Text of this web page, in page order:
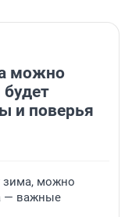
можно
и поверья
зима, можно
— важные